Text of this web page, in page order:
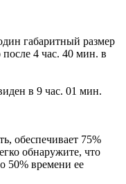
габаритный размер
4 час. 40 мин. в
в 9 час. 01 мин.
обеспечивает 75%
обнаружите, что
50% времени ее